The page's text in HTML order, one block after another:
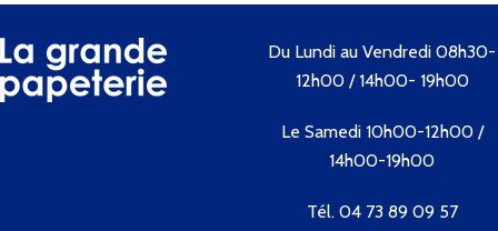
Du Lundi au Vendredi 08h30-
12h00 / 14h00- 19h00
Le Samedi 10h00-12h00 /
14h00-19h00
Tél. 04 73 89 09 57